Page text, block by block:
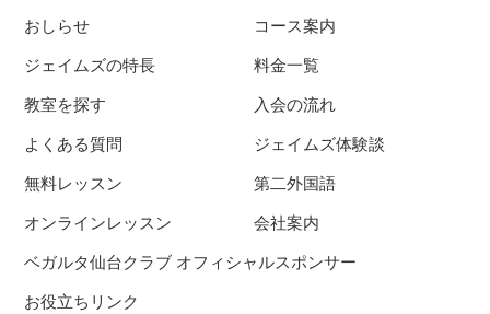
おしらせ
ジェイムズの特長
教室を探す
コース案内
料金一覧
入会の流れ
よくある質問
無料レッスン
オンラインレッスン
ジェイムズ体験談
第二外国語
会社案内
ベガルタ仙台クラブ オフィシャルスポンサー
お役立ちリンク